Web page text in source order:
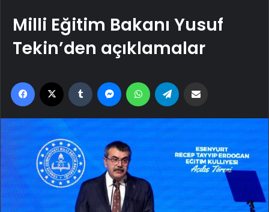
Milli Eğitim Bakanı Yusuf
Tekin’den açıklamalar
Facebook Tumblr MessengerWhatsApp